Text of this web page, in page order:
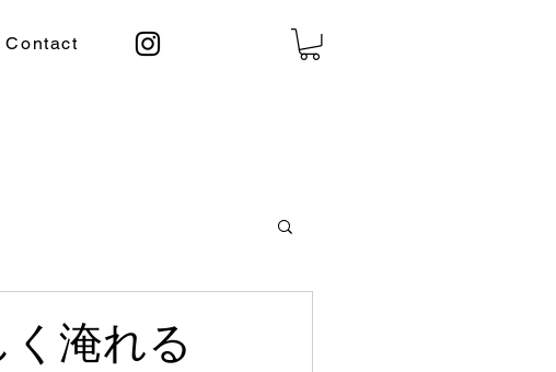
Contact
淹れる